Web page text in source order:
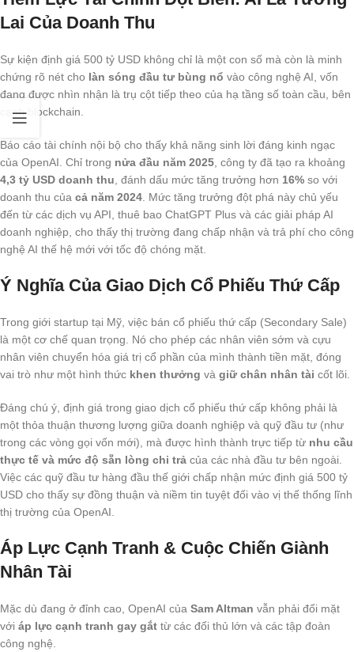
Lai Của Doanh Thu
Sự kiện định giá 500 tỷ USD không chỉ là một con số mà còn là minh
chứng rõ nét cho làn sóng đầu tư bùng nổ vào công nghệ AI, vốn
đang được nhìn nhận là trụ cột tiếp theo của hạ tầng số toàn cầu, bên
cạnh blockchain.
Báo cáo tài chính nội bộ cho thấy khả năng sinh lời đáng kinh ngạc
của OpenAI. Chỉ trong nửa đầu năm 2025 , công ty đã tạo ra khoảng
4,3 tỷ USD doanh thu , đánh dấu mức tăng trưởng hơn 16% so với
doanh thu của cả năm 2024 . Mức tăng trưởng đột phá này chủ yếu
đến từ các dịch vụ API, thuê bao ChatGPT Plus và các giải pháp AI
doanh nghiệp, cho thấy thị trường đang chấp nhận và trả phí cho công
nghệ AI thế hệ mới với tốc độ chóng mặt.
Ý Nghĩa Của Giao Dịch Cổ Phiếu Thứ Cấp
Trong giới startup tại Mỹ, việc bán cổ phiếu thứ cấp (Secondary Sale)
là một cơ chế quan trọng. Nó cho phép các nhân viên sớm và cựu
nhân viên chuyển hóa giá trị cổ phần của mình thành tiền mặt, đóng
vai trò như một hình thức khen thưởng và giữ chân nhân tài cốt lõi.
Đáng chú ý, định giá trong giao dịch cổ phiếu thứ cấp không phải là
một thỏa thuận thương lượng giữa doanh nghiệp và quỹ đầu tư (như
trong các vòng gọi vốn mới), mà được hình thành trực tiếp từ nhu cầu
thực tế và mức độ sẵn lòng chi trả của các nhà đầu tư bên ngoài.
Việc các quỹ đầu tư hàng đầu thế giới chấp nhận mức định giá 500 tỷ
USD cho thấy sự đồng thuận và niềm tin tuyệt đối vào vị thế thống lĩnh
thị trường của OpenAI.
Áp Lực Cạnh Tranh & Cuộc Chiến Giành
Nhân Tài
Mặc dù đang ở đỉnh cao, OpenAI của Sam Altman vẫn phải đối mặt
với áp lực cạnh tranh gay gắt từ các đối thủ lớn và các tập đoàn
công nghệ.